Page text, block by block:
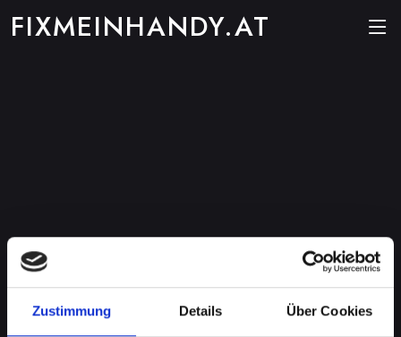
Zustimmung Details Über Cookies
FIXMEINHANDY.AT